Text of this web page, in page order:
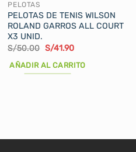
PELOTAS
PELOTAS DE TENIS WILSON
ROLAND GARROS ALL COURT
X3 UNID.
S/50.00 El
original
era:
S/41.90El
actual
AÑADIR AL CARRITO